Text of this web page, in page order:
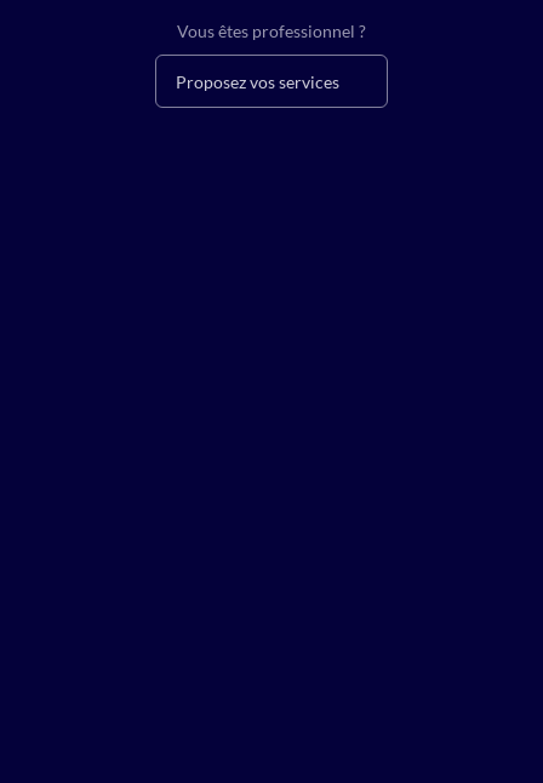
Vous êtes professionnel ?
Proposez vos services